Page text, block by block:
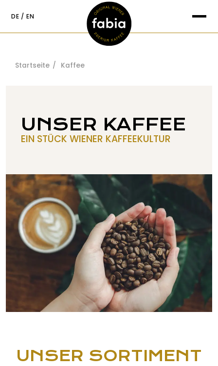
DE
EN
Startseite Kaffee
UNSER KAFFEE
EIN STÜCK WIENER KAFFEEKULTUR
UNSER SORTIMENT